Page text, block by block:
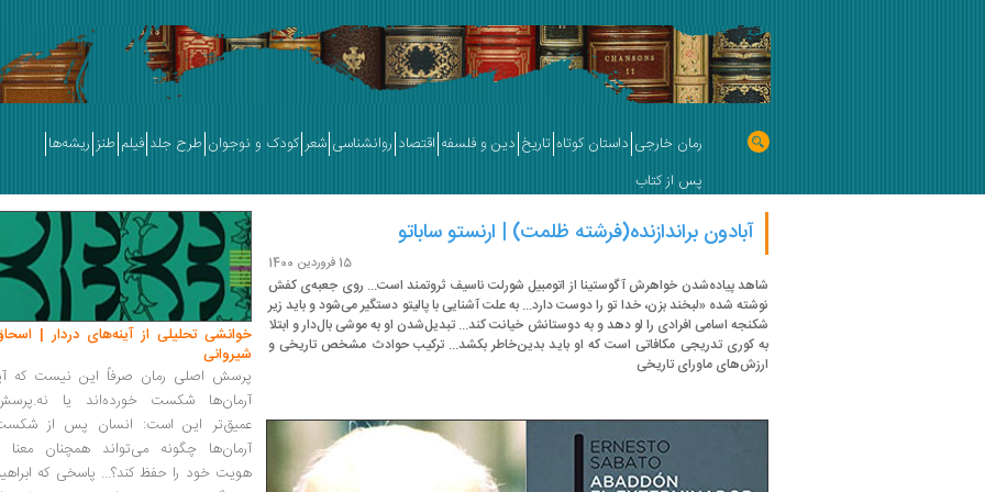
رمان خارجی داستان کوتاه تاریخ دین و فلسفه اقتصاد روانشناسی شعر کودک و نوجوان طرح جلد فیلم طنز ریشه‌ها
پس از کتاب
آبادون براندازنده(فرشته ظلمت) | ارنستو ساباتو
15 فروردین 1400
شاهد پیاده‌شدن خواهرش آگوستینا از اتومبیل شورلت ناسیف ثروتمند است... روی جعبه‌ی کفش
نوشته شده «لبخند بزن، خدا تو را دوست دارد... به علت آشنایی با پالیتو دستگیر می‌شود و باید زیر
شکنجه اسامی افرادی را لو دهد و به دوستانش خیانت کند... تبدیل‌شدن او به موشی بال‌دار و ابتلا
به کوری تدریجی مکافاتی است که او باید بدین‌خاطر بکشد... ترکیب حوادث مشخص تاریخی و
ارزش‌های ماورای تاریخی
خوانشی تحلیلی از آینه‌های دردار |
شیروانی
پرسش اصلی رمان صرفاً این نیست که
آرمان‌ها شکست خورده‌اند یا
عمیق‌تر این است: انسان پس از
آرمان‌ها چگونه می‌تواند همچنان معنا
هویت خود را حفظ کند؟... پاسخی که